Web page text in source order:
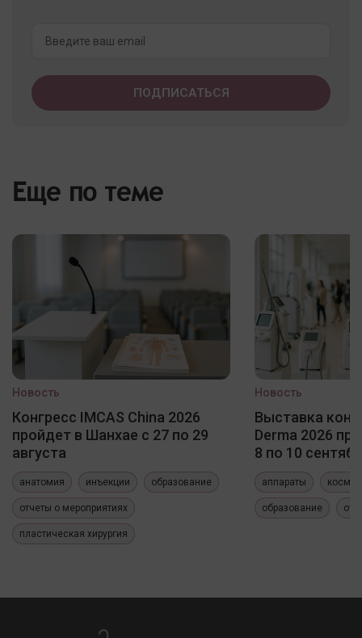
Еще по теме
Новость
Конгресс IMCAS China 2026
пройдет в Шанхае с 27 по 29
августа
анатомия инъекции образование
отчеты о мероприятиях
пластическая хирургия
Новость
Выставка
Derma 2026
8 по 10
аппараты
образование